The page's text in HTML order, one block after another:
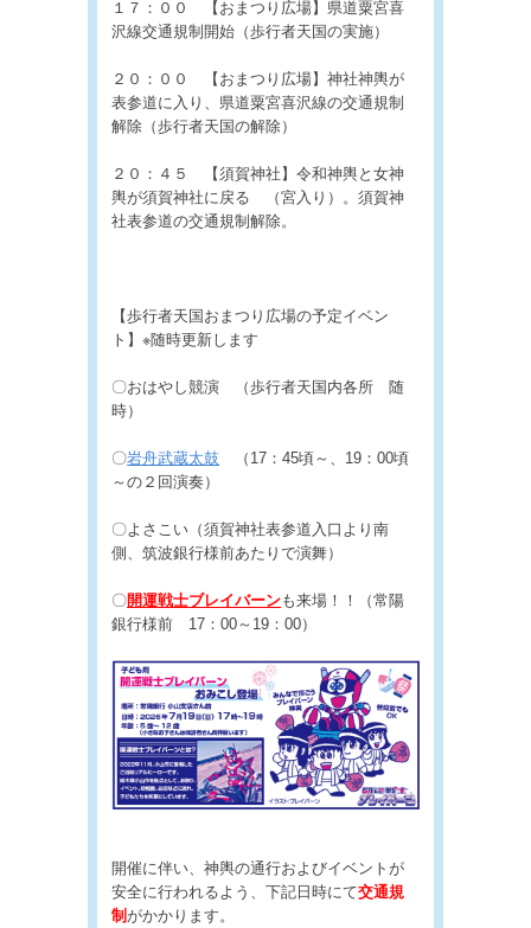
１７：００ 【おまつり広場】県道粟宮喜
沢線交通規制開始（歩行者天国の実施）
２０：００ 【おまつり広場】神社神輿が
表参道に入り、県道粟宮喜沢線の交通規制
解除（歩行者天国の解除）
２０：４５ 【須賀神社】令和神輿と女神
輿が須賀神社に戻る （宮入り）。須賀神
社表参道の交通規制解除。
【歩行者天国おまつり広場の予定イベン
ト】※随時更新します
〇おはやし競演 （歩行者天国内各所 随
時）
〇岩舟武蔵太鼓 （17：45頃～、19：00頃
～の２回演奏）
〇よさこい（須賀神社表参道入口より南
側、筑波銀行様前あたりで演舞）
〇開運戦士ブレイバーンも来場！！（常陽
銀行様前 17：00～19：00）
開催に伴い、神輿の通行およびイベントが
安全に行われるよう、下記日時にて交通規
制がかかります。